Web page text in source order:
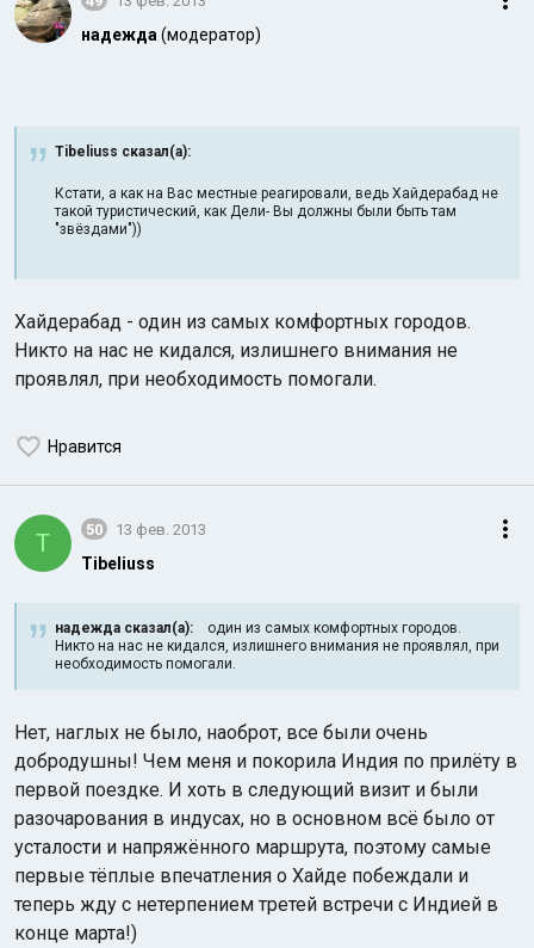
надежда (модератор)
Tibeliuss сказал(а):
Кстати, а как на Вас местные реагировали, ведь Хайдерабад не
такой туристический, как Дели- Вы должны были быть там
"звёздами"))
Хайдерабад - один из самых комфортных городов.
Никто на нас не кидался, излишнего внимания не
проявлял, при необходимость помогали.
Нравится
T 50 13 фев. 2013
Tibeliuss
надежда сказал(а): один из самых комфортных городов.
Никто на нас не кидался, излишнего внимания не проявлял, при
необходимость помогали.
Нет, наглых не было, наоброт, все были очень
добродушны! Чем меня и покорила Индия по прилёту в
первой поездке. И хоть в следующий визит и были
разочарования в индусах, но в основном всё было от
усталости и напряжённого маршрута, поэтому самые
первые тёплые впечатления о Хайде побеждали и
теперь жду с нетерпением третей встречи с Индией в
конце марта!)